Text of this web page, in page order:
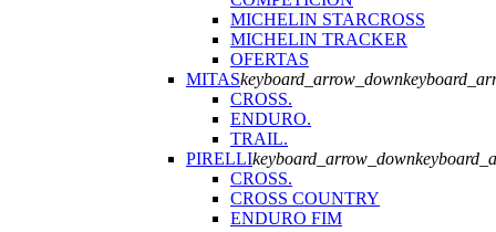
MICHELIN STARCROSS
MICHELIN TRACKER
OFERTAS
MITASkeyboard_arrow_down
CROSS.
ENDURO.
TRAIL.
PIRELLIkeyboard_arrow_down
CROSS.
CROSS COUNTRY
ENDURO FIM